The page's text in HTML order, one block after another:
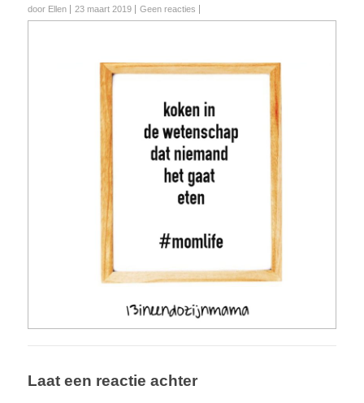
door Ellen 23 maart 2019 Geen reacties
Laat een reactie achter